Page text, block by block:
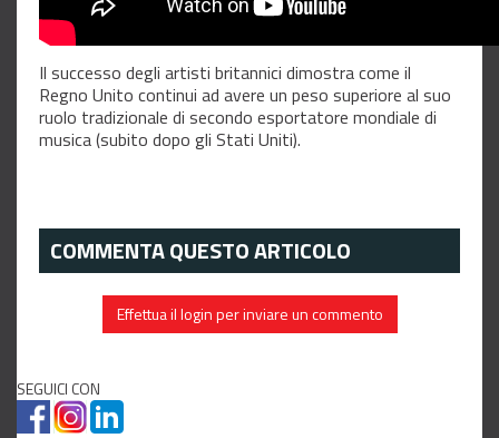
Il successo degli artisti britannici dimostra come il
Regno Unito continui ad avere un peso superiore al suo
ruolo tradizionale di secondo esportatore mondiale di
musica (subito dopo gli Stati Uniti).
COMMENTA QUESTO ARTICOLO
Effettua il login per inviare un commento
SEGUICI CON